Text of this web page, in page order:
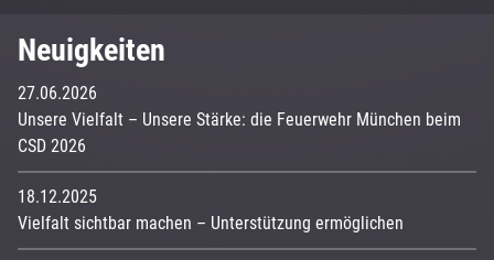
Neuigkeiten
27.06.2026
Unsere Vielfalt – Unsere Stärke: die Feuerwehr München beim
CSD 2026
18.12.2025
Vielfalt sichtbar machen – Unterstützung ermöglichen